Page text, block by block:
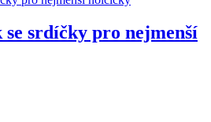
se srdíčky pro nejmenší